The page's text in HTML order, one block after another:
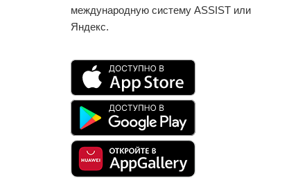
международную систему ASSIST или
Яндекс.